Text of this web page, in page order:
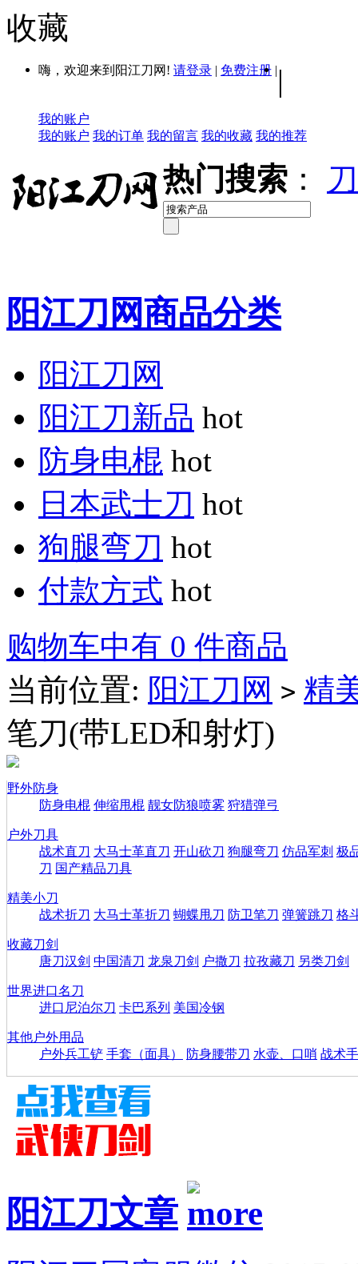
收藏
嗨，欢迎来到阳江刀网! 请登录 | 免费注册 | |
我的账户
我的账户 我的订单 我的留言 我的收藏 我的推荐
热门搜索 ：
阳江刀网商品分类
阳江刀网
阳江刀新品 hot
防身电棍 hot
日本武士刀 hot
狗腿弯刀 hot
付款方式 hot
购物车中有 0 件商品
当前位置: 阳江刀网 > 精
笔刀(带LED和射灯)
野外防身
防身电棍 伸缩甩棍 靓女防狼喷雾 狩猎弹弓
户外刀具
战术直刀 大马士革直刀 开山砍刀 狗腿弯刀 仿品军刺 极
刀 国产精品刀具
精美小刀
战术折刀 大马士革折刀 蝴蝶甩刀 防卫笔刀 弹簧跳刀 格
收藏刀剑
唐刀汉剑 中国清刀 龙泉刀剑 户撒刀 拉孜藏刀 另类刀剑
世界进口名刀
进口尼泊尔刀 卡巴系列 美国冷钢
其他户外用品
户外兵工铲 手套（面具） 防身腰带刀 水壶、口哨 战术
阳江刀文章